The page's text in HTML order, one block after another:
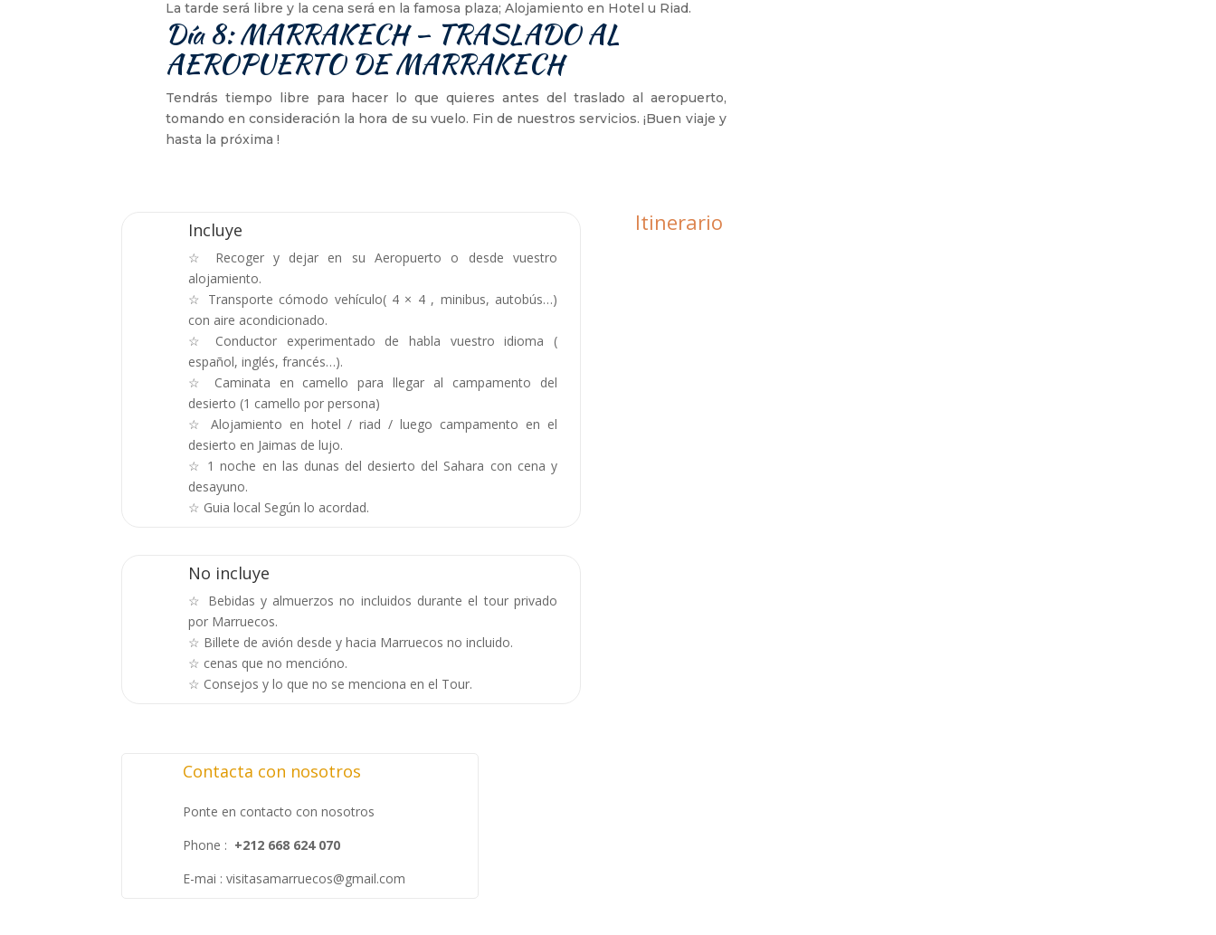
La tarde será libre y la cena será en la famosa plaza; Alojamiento en Hotel u Riad.
Día 8: MARRAKECH – TRASLADO AL
AEROPUERTO DE MARRAKECH
Tendrás tiempo libre para hacer lo que quieres antes del traslado al aeropuerto,
tomando en consideración la hora de su vuelo. Fin de nuestros servicios. ¡Buen viaje y
hasta la próxima !
Incluye
☆ Recoger y dejar en su Aeropuerto o desde vuestro
alojamiento.
☆ Transporte cómodo vehículo( 4 × 4 , minibus, autobús…)
con aire acondicionado.
☆ Conductor experimentado de habla vuestro idioma (
español, inglés, francés…).
☆ Caminata en camello para llegar al campamento del
desierto (1 camello por persona)
☆ Alojamiento en hotel / riad / luego campamento en el
desierto en Jaimas de lujo.
☆ 1 noche en las dunas del desierto del Sahara con cena y
desayuno.
☆ Guia local Según lo acordad.
No incluye
☆ Bebidas y almuerzos no incluidos durante el tour privado
por Marruecos.
☆ Billete de avión desde y hacia Marruecos no incluido.
☆ cenas que no mencióno.
☆ Consejos y lo que no se menciona en el Tour.
Itinerario
Contacta con nosotros
Ponte en contacto con nosotros
Phone : +212 668 624 070
E-mai : visitasamarruecos@gmail.com